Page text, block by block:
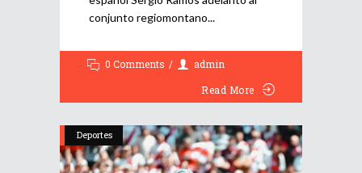
conjunto regiomontano
0 Comments
admin
Read More
Deportes